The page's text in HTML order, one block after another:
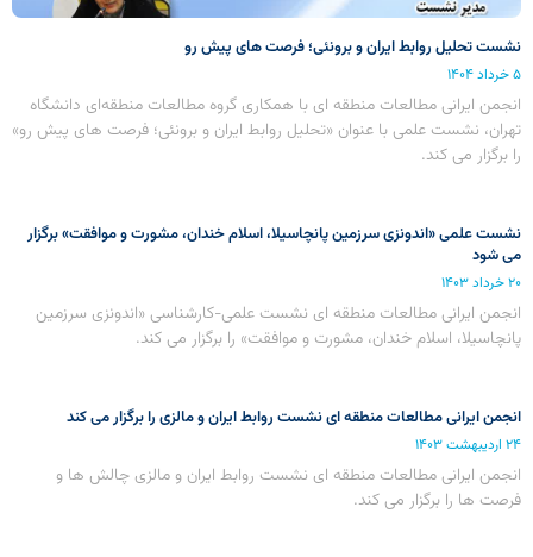
نشست تحلیل روابط ایران و برونئی؛ فرصت های پیش رو
۵ خرداد ۱۴۰۴
انجمن ایرانی مطالعات منطقه ای با همکاری گروه مطالعات منطقه‌ای دانشگاه
تهران، نشست علمی با عنوان «تحلیل روابط ایران و برونئی؛ فرصت‏‏ های پیش رو»
را برگزار می کند.
نشست علمی «اندونزی سرزمین پانچاسیلا، اسلام خندان، مشورت و موافقت» برگزار
می شود
۲۰ خرداد ۱۴۰۳
انجمن ایرانی مطالعات منطقه ای نشست علمی-کارشناسی «اندونزی سرزمین
پانچاسیلا، اسلام خندان، مشورت و موافقت» را برگزار می کند.
انجمن ایرانی مطالعات منطقه ای نشست روابط ایران و مالزی را برگزار می کند
۲۴ اردیبهشت ۱۴۰۳
انجمن ایرانی مطالعات منطقه ای نشست روابط ایران و مالزی چالش ها و
فرصت ها را برگزار می کند.